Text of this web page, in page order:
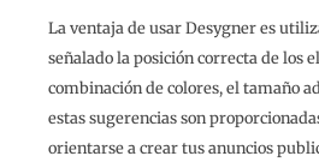
La ventaja de usar Desygner es
señalado la posición correcta de los
combinación de colores, el tamaño
estas sugerencias son
orientarse a crear tus anuncios